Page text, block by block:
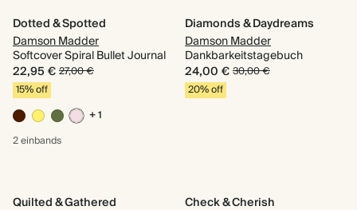
Dotted & Spotted
Damson Madder
Softcover Spiral Bullet Journal
22,95 €27,00 €
15% off
+ 1
2 einbands
Diamonds & Daydreams
Damson Madder
Dankbarkeitstagebuch
24,00 €30,00 €
20% off
Quilted & Gathered
Check & Cherish